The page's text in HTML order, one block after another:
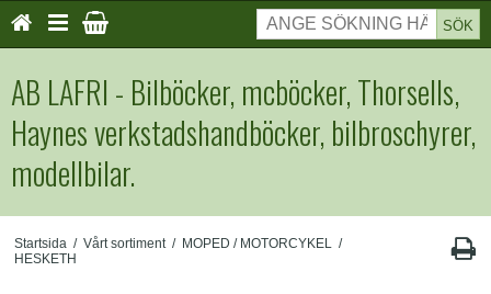
SÖK
AB LAFRI - Bilböcker, mcböcker, Thorsells,
Haynes verkstadshandböcker, bilbroschyrer,
modellbilar.
Startsida / Vårt sortiment / MOPED / MOTORCYKEL /
HESKETH